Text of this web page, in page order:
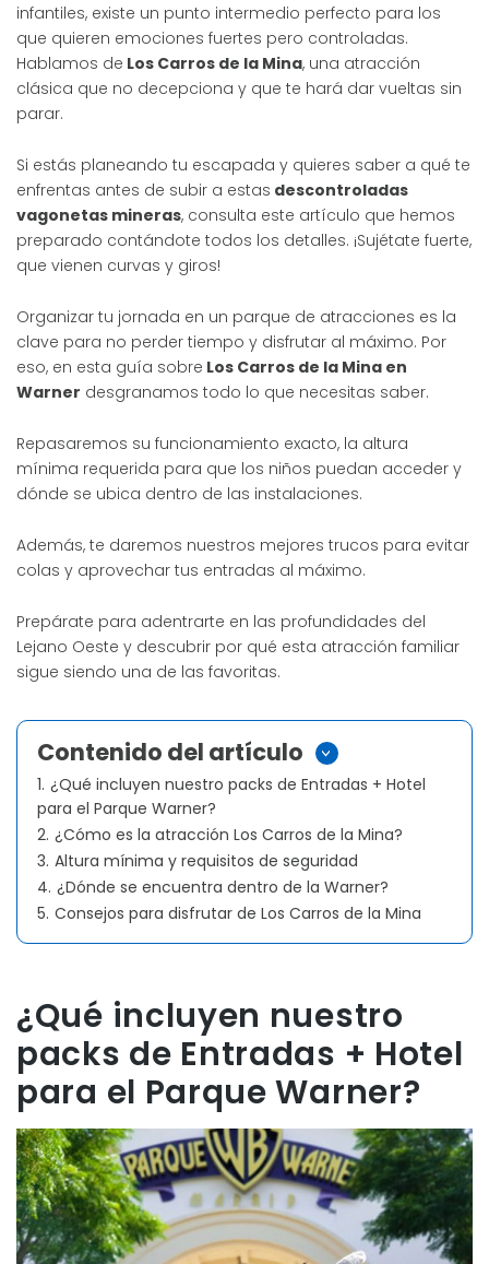
infantiles, existe un punto intermedio perfecto para los
que quieren emociones fuertes pero controladas.
Hablamos de Los Carros de la Mina, una atracción
clásica que no decepciona y que te hará dar vueltas sin
parar.
Si estás planeando tu escapada y quieres saber a qué te
enfrentas antes de subir a estas descontroladas
vagonetas mineras, consulta este artículo que hemos
preparado contándote todos los detalles. ¡Sujétate fuerte,
que vienen curvas y giros!
Organizar tu jornada en un parque de atracciones es la
clave para no perder tiempo y disfrutar al máximo. Por
eso, en esta guía sobre Los Carros de la Mina en
Warner desgranamos todo lo que necesitas saber.
Repasaremos su funcionamiento exacto, la altura
mínima requerida para que los niños puedan acceder y
dónde se ubica dentro de las instalaciones.
Además, te daremos nuestros mejores trucos para evitar
colas y aprovechar tus entradas al máximo.
Prepárate para adentrarte en las profundidades del
Lejano Oeste y descubrir por qué esta atracción familiar
sigue siendo una de las favoritas.
Contenido del artículo >
1. ¿Qué incluyen nuestro packs de Entradas + Hotel
para el Parque Warner?
2. ¿Cómo es la atracción Los Carros de la Mina?
3. Altura mínima y requisitos de seguridad
4. ¿Dónde se encuentra dentro de la Warner?
5. Consejos para disfrutar de Los Carros de la Mina
¿Qué incluyen nuestro
packs de Entradas + Hotel
para el Parque Warner?